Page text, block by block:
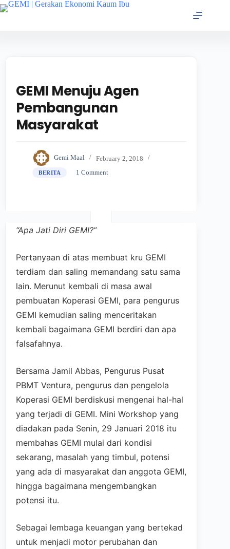
GEMI Menuju Agen
Pembangunan
Masyarakat
Gemi Maal February 2, 2018
BERITA 1 Comment
“Apa Jati Diri GEMI?”
Pertanyaan di atas membuat kru GEMI
terdiam dan saling memandang satu sama
lain. Merunut kembali di masa awal
pembuatan Koperasi GEMI, para pengurus
GEMI kemudian saling menceritakan
kembali bagaimana GEMI berdiri dan apa
falsafahnya.
Bersama Jamil Abbas, Pengurus Pusat
PBMT Ventura, pengurus dan pengelola
Koperasi GEMI berdiskusi mengenai hal-hal
yang terjadi di GEMI. Mini Workshop yang
diadakan pada Senin, 29 Januari 2018 itu
membahas GEMI mulai dari kondisi
sekarang, masalah yang timbul, potensi
yang ada di masyarakat dan anggota GEMI,
hingga bagaimana mengembangkan
potensi itu.
Sebagai lembaga keuangan yang bertekad
untuk menjadi motor perubahan dan